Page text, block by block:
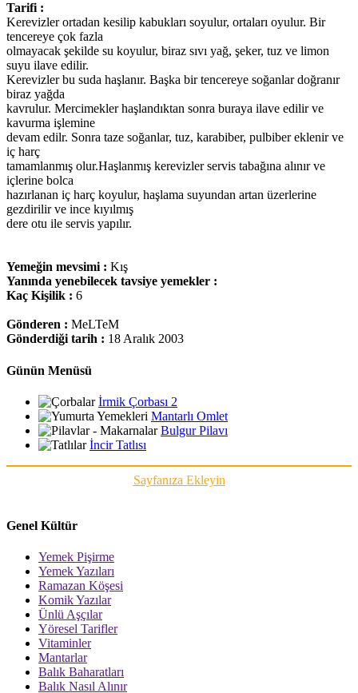
Tarifi :
Kerevizler ortadan kesilip kabukları soyulur, ortaları oyulur. Bir
tencereye çok fazla
olmayacak şekilde su koyulur, biraz sıvı yağ, şeker, tuz ve limon
suyu ilave edilir.
Kerevizler bu suda haşlanır. Başka bir tencereye soğanlar doğranır
biraz yağda
kavrulur. Mercimekler haşlandıktan sonra buraya ilave edilir ve
kavurma işlemine
devam edilr. Sonra taze soğanlar, tuz, karabiber, pulbiber eklenir ve
iç harç
tamamlanmış olur.Haşlanmış kerevizler servis tabağına alınır ve
içlerine bolca
hazırlanan iç harç koyulur, haşlama suyundan artan üzerlerine
gezdirilir ve ince kıyılmış
dere otu ile servis yapılır.
Yemeğin mevsimi : Kış
Yanında yenebilecek tavsiye yemekler :
Kaç Kişilik : 6
Gönderen : MeLTeM
Gönderdiği tarih : 18 Aralık 2003
Günün Menüsü
İrmik Çorbası 2
Mantarlı Omlet
Bulgur Pilavı
İncir Tatlısı
Sayfanıza Ekleyin
Genel Kültür
Yemek Pişirme
Yemek Yazıları
Ramazan Köşesi
Komik Yazılar
Ünlü Aşçılar
Yöresel Tarifler
Vitaminler
Mantarlar
Balık Baharatları
Balık Nasıl Alınır